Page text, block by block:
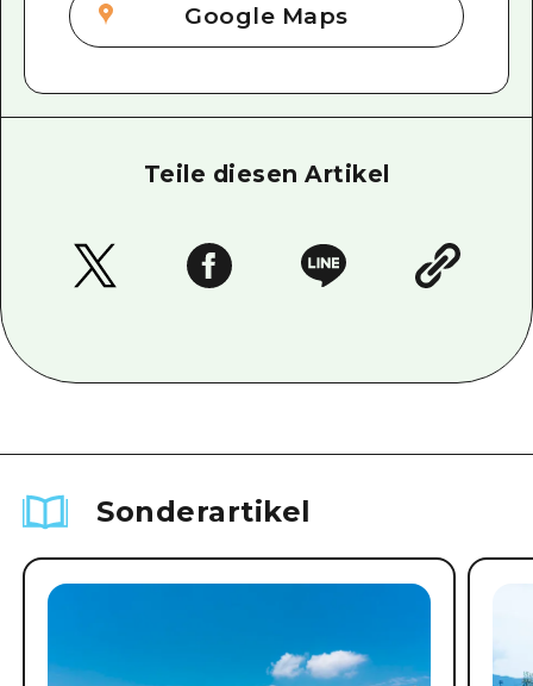
Google Maps
Teile diesen Artikel
Sonderartikel